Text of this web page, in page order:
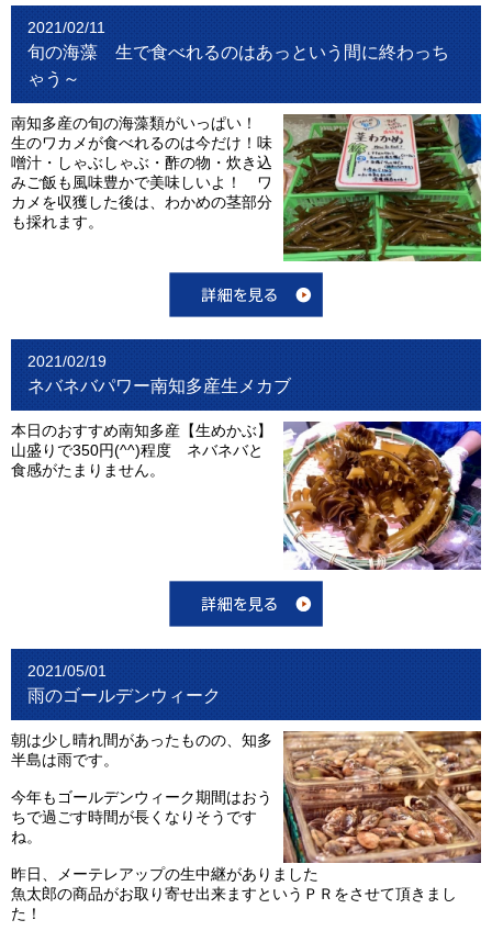
2021/02/11
旬の海藻 生で食べれるのはあっという間に終わっち
ゃう～
南知多産の旬の海藻類がいっぱい！
生のワカメが食べれるのは今だけ！味
噌汁・しゃぶしゃぶ・酢の物・炊き込
みご飯も風味豊かで美味しいよ！ ワ
カメを収獲した後は、わかめの茎部分
も採れます。
2021/02/19
ネバネバパワー南知多産生メカブ
本日のおすすめ南知多産【生めかぶ】
山盛りで350円(^^)程度 ネバネバと
食感がたまりません。
2021/05/01
雨のゴールデンウィーク
朝は少し晴れ間があったものの、知多
半島は雨です。
今年もゴールデンウィーク期間はおう
ちで過ごす時間が長くなりそうです
ね。
昨日、メーテレアップの生中継がありました
魚太郎の商品がお取り寄せ出来ますというＰＲをさせて頂きまし
た！